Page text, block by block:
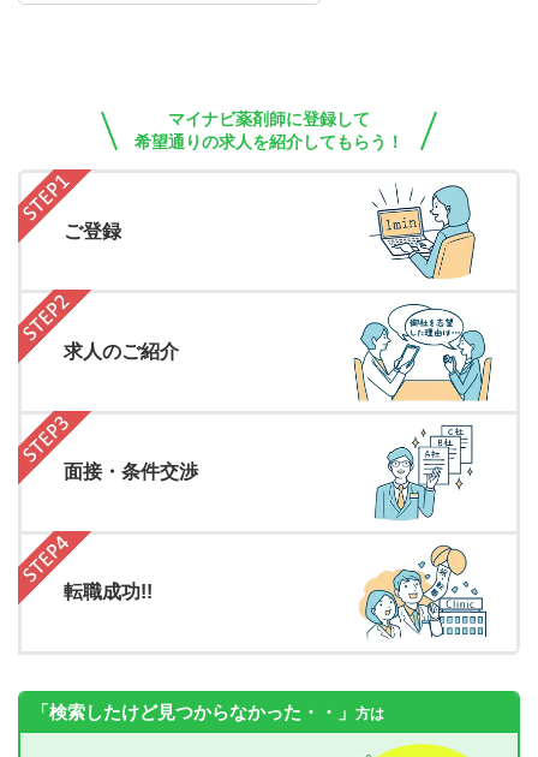
マイナビ薬剤師に登録して
希望通りの求人を紹介してもらう！
ご登録
求人のご紹介
面接・条件交渉
転職成功!!
「検索したけど見つからなかった・・」 方は